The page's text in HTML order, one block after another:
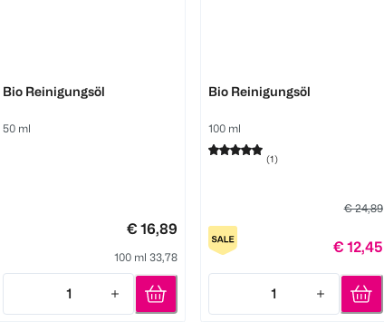
Bio Reinigungsöl
50 ml
€ 16,89
100 ml 33,78
1
Quantity: 1
Bio Reinigungsöl
100 ml
(1)
€ 24,89
€ 12,45
1
Quantity: 1